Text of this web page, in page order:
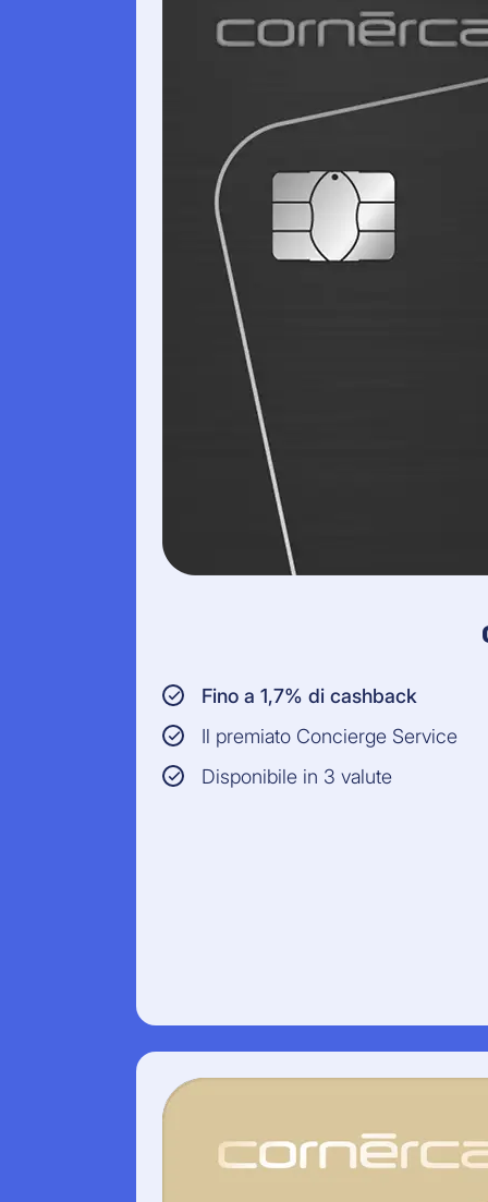
Fino a 1,7% di cashback
Il premiato Concierge Service
Disponibile in 3 valute